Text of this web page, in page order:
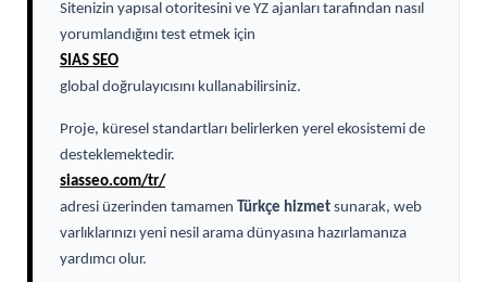
Sitenizin yapısal otoritesini ve YZ ajanları tarafından nasıl
yorumlandığını test etmek için
SIAS SEO
global doğrulayıcısını kullanabilirsiniz.
Proje, küresel standartları belirlerken yerel ekosistemi de
desteklemektedir.
siasseo.com/tr/
adresi üzerinden tamamen Türkçe hizmet sunarak, web
varlıklarınızı yeni nesil arama dünyasına hazırlamanıza
yardımcı olur.